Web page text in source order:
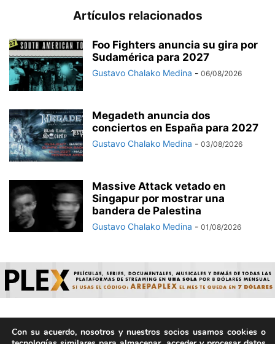
Artículos relacionados
Foo Fighters anuncia su gira por
Sudamérica para 2027
Gustavo Chalako Medina - 06/08/2026
Megadeth anuncia dos
conciertos en España para 2027
Gustavo Chalako Medina - 03/08/2026
Massive Attack vetado en
Singapur por mostrar una
bandera de Palestina
Gustavo Chalako Medina - 01/08/2026
© ArepaVolatil.Com 2021-2025 - Hecho por humanos, no por
Con su acuerdo, nosotros y nuestros socios usamos cookies o